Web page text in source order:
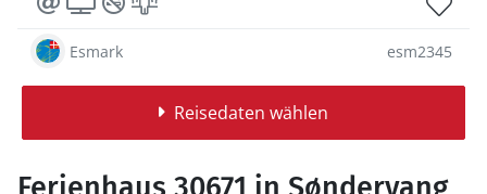
Esmark esm2345
Reisedaten wählen